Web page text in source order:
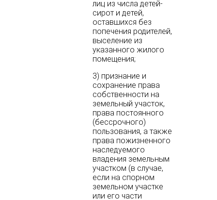
лиц из числа детей-
сирот и детей,
оставшихся без
попечения родителей,
выселение из
указанного жилого
помещения;
3) признание и
сохранение права
собственности на
земельный участок,
права постоянного
(бессрочного)
пользования, а также
права пожизненного
наследуемого
владения земельным
участком (в случае,
если на спорном
земельном участке
или его части